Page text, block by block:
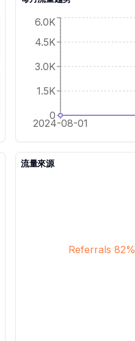
2024-08-01
0
1.5K
3.0K
4.5K
6.0K
流量來源
Referrals 82%